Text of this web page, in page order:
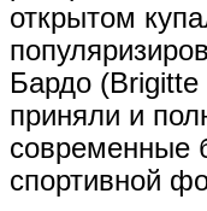
открытом
Бардо
приняли и
современные
спортивной